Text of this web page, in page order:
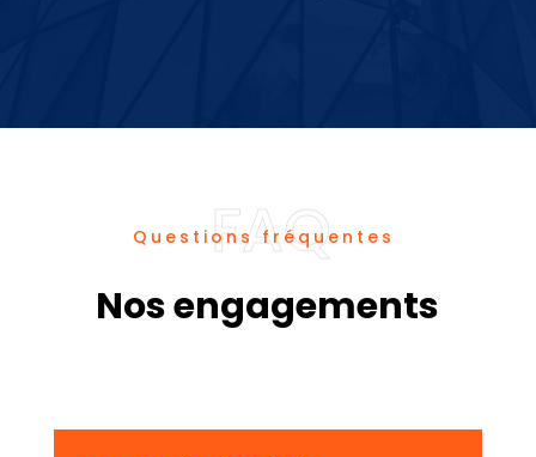
Questions fréquentes
Nos engagements